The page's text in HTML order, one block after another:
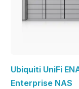
Ubiquiti UniFi
Enterprise NAS